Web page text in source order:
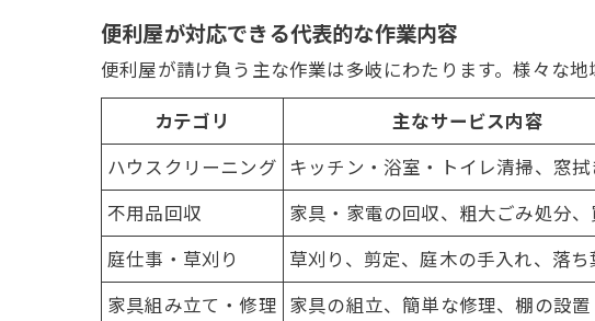
便利屋が対応できる代表的な作業内容
便利屋が請け負う主な作業は多岐にわたります。様々な
カテゴリ
主なサービス内容
ハウスクリーニング キッチン・浴室・トイレ清掃、窓拭
不用品回収
家具・家電の回収、粗大ごみ処分、
庭仕事・草刈り
草刈り、剪定、庭木の手入れ、落ち
家具組み立て・修理 家具の組立、簡単な修理、棚の設置